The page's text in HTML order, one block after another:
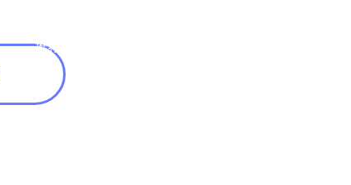
推荐